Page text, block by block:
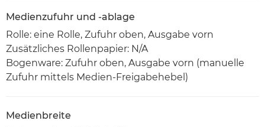
Medienzufuhr und -ablage
Rolle: eine Rolle, Zufuhr oben, Ausgabe vorn
Zusätzliches Rollenpapier: N/A
Bogenware: Zufuhr oben, Ausgabe vorn (manuelle
Zufuhr mittels Medien-Freigabehebel)
Medienbreite